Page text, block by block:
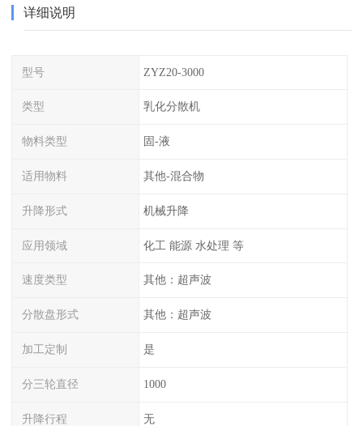
详细说明
型号 ZYZ20-3000
类型 乳化分散机
物料类型 固-液
适用物料 其他-混合物
升降形式 机械升降
应用领域 化工 能源 水处理 等
速度类型 其他：超声波
分散盘形式 其他：超声波
加工定制 是
分三轮直径 1000
升降行程 无